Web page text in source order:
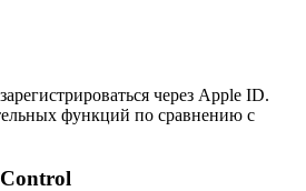
через Apple ID.
функций по сравнению с